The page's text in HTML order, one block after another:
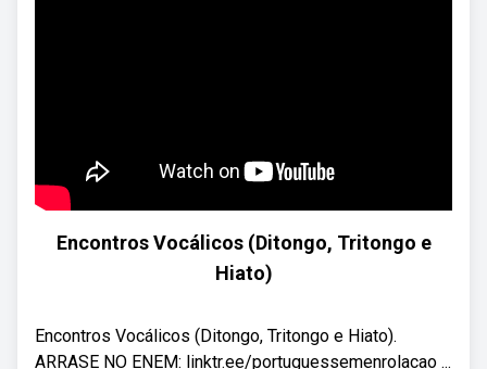
Encontros Vocálicos (Ditongo, Tritongo e
Hiato)
Encontros Vocálicos (Ditongo, Tritongo e Hiato).
ARRASE NO ENEM: linktr.ee/portuguessemenrolacao ...